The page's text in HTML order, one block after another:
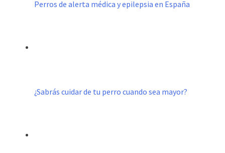
Perros de alerta médica y epilepsia en España
¿Sabrás cuidar de tu perro cuando sea mayor?